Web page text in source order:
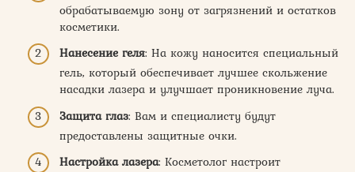
обрабатываемую зону от загрязнений и остатков
косметики.
Нанесение геля: На кожу наносится специальный
гель, который обеспечивает лучшее скольжение
насадки лазера и улучшает проникновение луча.
Защита глаз: Вам и специалисту будут
предоставлены защитные очки.
Настройка лазера: Косметолог настроит